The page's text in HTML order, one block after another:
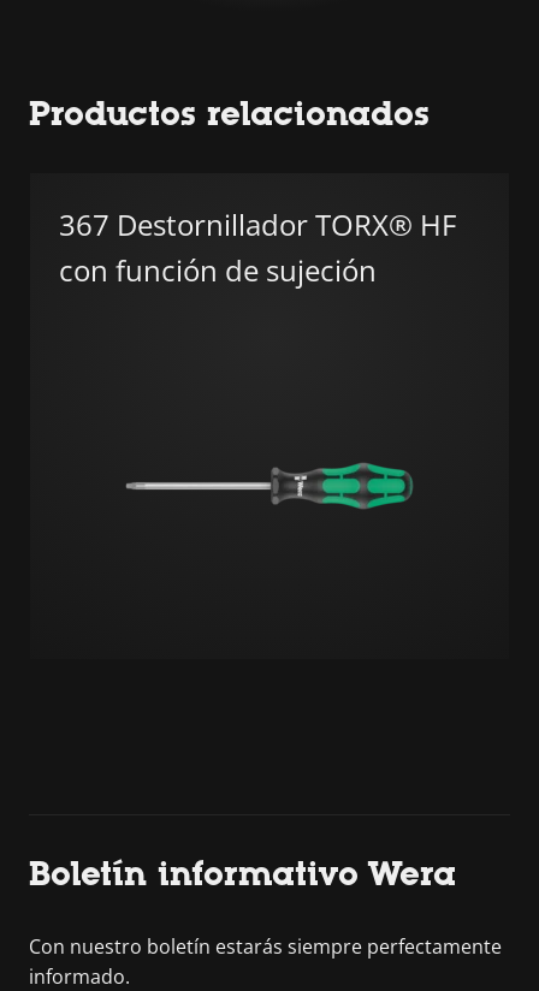
Productos relacionados
367 Destornillador TORX® HF
con función de sujeción
Boletín informativo Wera
Con nuestro boletín estarás siempre perfectamente
informado.